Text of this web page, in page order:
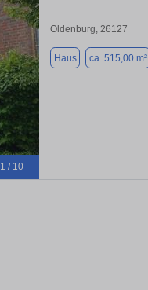
1 / 10
Oldenburg, 26127
Haus ca. 515,00 m²